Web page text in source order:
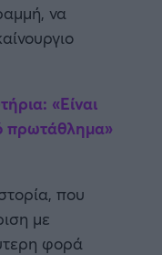
να
«Είναι
πρωτάθλημα»
που
με
φορά